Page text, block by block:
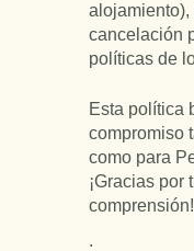
cancelación
políticas de
Esta política
compromiso
como para
¡Gracias por
comprensión!
.